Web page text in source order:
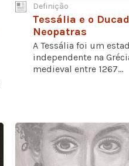
Definição
Tessália e o
Neopatras
A Tessália foi um
independente na
medieval entre 1267...